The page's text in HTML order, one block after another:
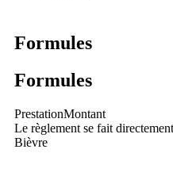
Formules
Formules
PrestationMontant
Le règlement se fait
Bièvre